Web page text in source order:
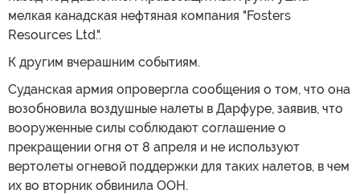
мелкая канадская нефтяная компания "Fosters
Resources Ltd.".
К другим вчерашним событиям.
Суданская армия опровергла сообщения о том, что она
возобновила воздушные налеты в Дарфуре, заявив, что
вооруженные силы соблюдают соглашение о
прекращении огня от 8 апреля и не используют
вертолеты огневой поддержки для таких налетов, в чем
их во вторник обвинила ООН.